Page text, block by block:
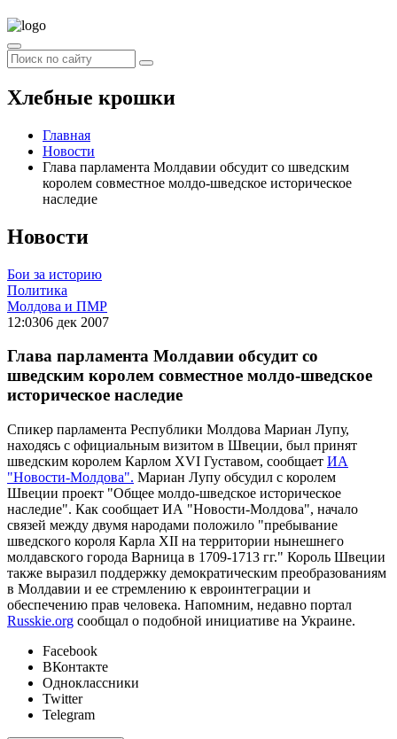
Хлебные крошки
Главная
Новости
Глава парламента Молдавии обсудит со шведским
королем совместное молдо-шведское историческое
наследие
Новости
Бои за историю
Политика
Молдова и ПМР
12:0306 дек 2007
Глава парламента Молдавии обсудит со
шведским королем совместное молдо-шведское
историческое наследие
Спикер парламента Республики Молдова Мариан Лупу,
находясь с официальным визитом в Швеции, был принят
шведским королем Карлом XVI Густавом, сообщает ИА
"Новости-Молдова". Мариан Лупу обсудил с королем
Швеции проект "Общее молдо-шведское историческое
наследие". Как сообщает ИА "Новости-Молдова", начало
связей между двумя народами положило "пребывание
шведского короля Карла XII на территории нынешнего
молдавского города Варница в 1709-1713 гг." Король Швеции
также выразил поддержку демократическим преобразованиям
в Молдавии и ее стремлению к евроинтеграции и
обеспечению прав человека. Напомним, недавно портал
Russkie.org сообщал о подобной инициативе на Украине.
Facebook
ВКонтакте
Одноклассники
Twitter
Telegram